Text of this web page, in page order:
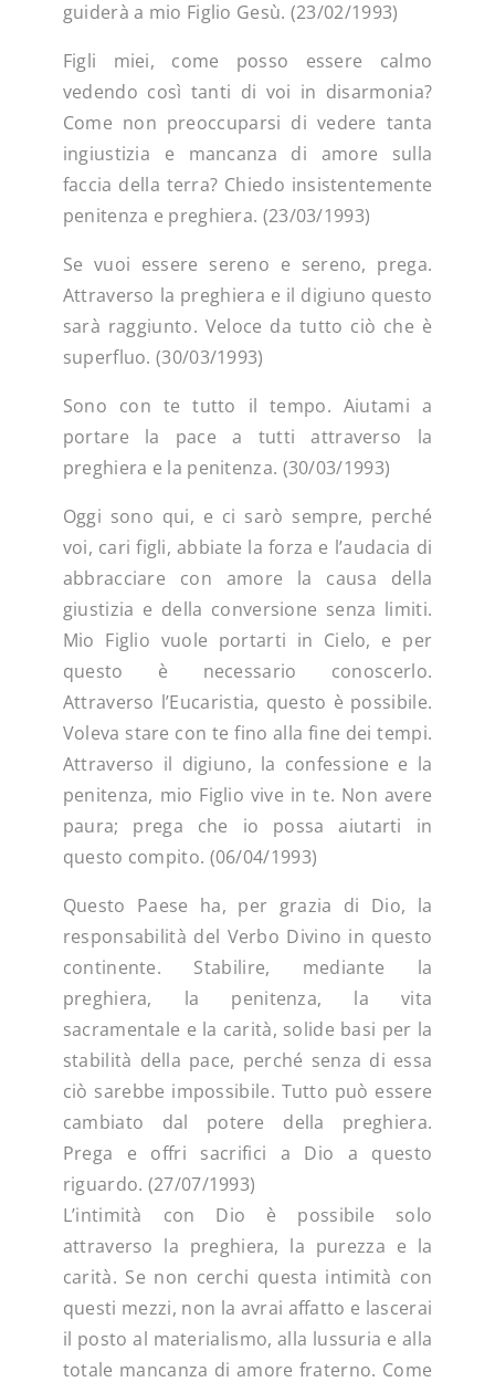
guiderà a mio Figlio Gesù. (23/02/1993)
Figli miei, come posso essere calmo
vedendo così tanti di voi in disarmonia?
Come non preoccuparsi di vedere tanta
ingiustizia e mancanza di amore sulla
faccia della terra? Chiedo insistentemente
penitenza e preghiera. (23/03/1993)
Se vuoi essere sereno e sereno, prega.
Attraverso la preghiera e il digiuno questo
sarà raggiunto. Veloce da tutto ciò che è
superfluo. (30/03/1993)
Sono con te tutto il tempo. Aiutami a
portare la pace a tutti attraverso la
preghiera e la penitenza. (30/03/1993)
Oggi sono qui, e ci sarò sempre, perché
voi, cari figli, abbiate la forza e l’audacia di
abbracciare con amore la causa della
giustizia e della conversione senza limiti.
Mio Figlio vuole portarti in Cielo, e per
questo è necessario conoscerlo.
Attraverso l’Eucaristia, questo è possibile.
Voleva stare con te fino alla fine dei tempi.
Attraverso il digiuno, la confessione e la
penitenza, mio ​​Figlio vive in te. Non avere
paura; prega che io possa aiutarti in
questo compito. (06/04/1993)
Questo Paese ha, per grazia di Dio, la
responsabilità del Verbo Divino in questo
continente. Stabilire, mediante la
preghiera, la penitenza, la vita
sacramentale e la carità, solide basi per la
stabilità della pace, perché senza di essa
ciò sarebbe impossibile. Tutto può essere
cambiato dal potere della preghiera.
Prega e offri sacrifici a Dio a questo
riguardo. (27/07/1993)
L’intimità con Dio è possibile solo
attraverso la preghiera, la purezza e la
carità. Se non cerchi questa intimità con
questi mezzi, non la avrai affatto e lascerai
il posto al materialismo, alla lussuria e alla
totale mancanza di amore fraterno. Come